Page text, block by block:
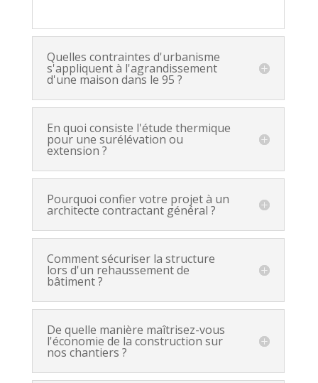
Quelles contraintes d'urbanisme
s'appliquent à l'agrandissement
d'une maison dans le 95 ?
En quoi consiste l'étude thermique
pour une surélévation ou
extension ?
Pourquoi confier votre projet à un
architecte contractant général ?
Comment sécuriser la structure
lors d'un rehaussement de
bâtiment ?
De quelle manière maîtrisez-vous
l'économie de la construction sur
nos chantiers ?